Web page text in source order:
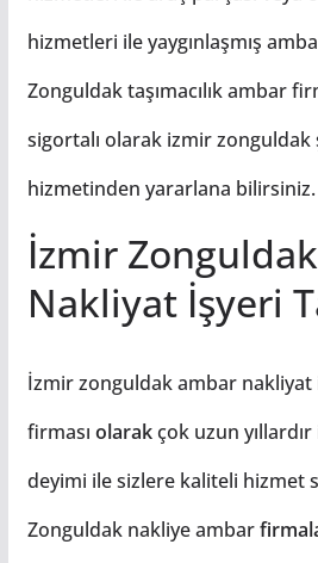
hizmetleri ile yaygınlaşmış
Zonguldak taşımacılık ambar
sigortalı olarak izmir zonguldak
hizmetinden yararlana bilirsiniz.
İzmir
Nakliyat İşyeri
İzmir zonguldak ambar nakliyat
firması olarakçok uzun
deyimi ile sizlere kaliteli hizmet
Zonguldak nakliye ambar